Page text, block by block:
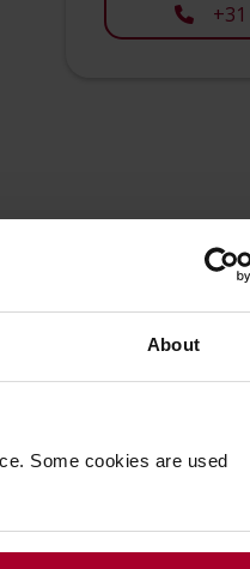
About
Some cookies are used